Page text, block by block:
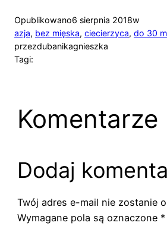
Opublikowano6 sierpnia 2018w
azja, bez mięska, ciecierzyca, do 30
przezdubanikagnieszka
Tagi:
Komentarze
Dodaj
Twój adres e-mail nie zostanie
Wymagane pola są oznaczone *